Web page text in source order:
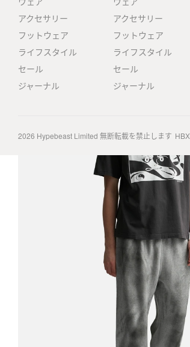
アクセサリー
フットウェア
ライフスタイル
セール
ジャーナル
アクセサリー
フットウェア
ライフスタイル
セール
ジャーナル
2026 Hypebeast Limited 無断転載を禁止します